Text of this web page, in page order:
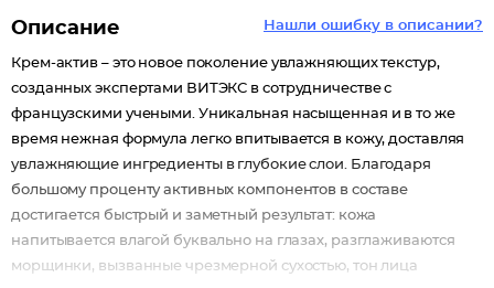
Нашли ошибку в описании?
Описание
Крем-актив – это новое поколение увлажняющих текстур,
созданных экспертами ВИТЭКС в сотрудничестве с
французскими учеными. Уникальная насыщенная и в то же
время нежная формула легко впитывается в кожу, доставляя
увлажняющие ингредиенты в глубокие слои. Благодаря
большому проценту активных компонентов в составе
достигается быстрый и заметный результат: кожа
напитывается влагой буквально на глазах, разглаживаются
морщинки, вызванные чрезмерной сухостью, тон лица